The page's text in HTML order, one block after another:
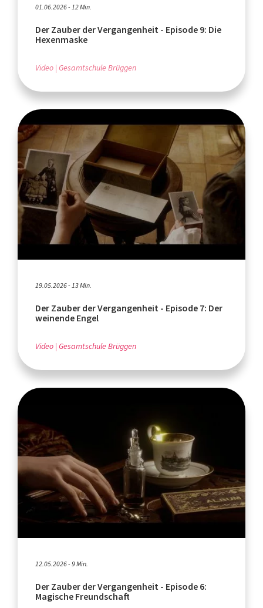
01.06.2026 - 12 Min.
Der Zauber der Vergangenheit - Episode 9: Die
Hexenmaske
Video Gesamtschule Brüggen
19.05.2026 - 13 Min.
Der Zauber der Vergangenheit - Episode 7: Der
weinende Engel
Video Gesamtschule Brüggen
12.05.2026 - 9 Min.
Der Zauber der Vergangenheit - Episode 6:
Magische Freundschaft